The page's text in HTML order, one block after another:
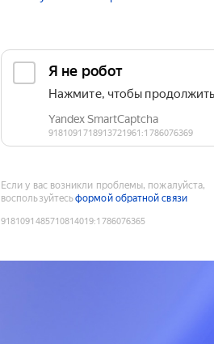
Если у вас возникли проблемы, пожалуйста,
воспользуйтесьформой обратной связи
9181091485710814019:1786076365